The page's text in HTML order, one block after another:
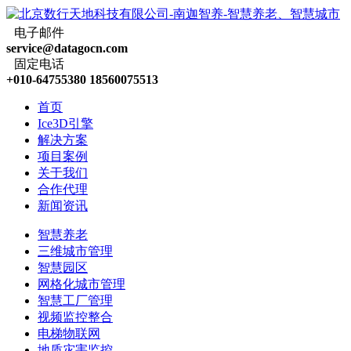
电子邮件
service@datagocn.com
固定电话
+010-64755380 18560075513
首页
Ice3D引擎
解决方案
项目案例
关于我们
合作代理
新闻资讯
智慧养老
三维城市管理
智慧园区
网格化城市管理
智慧工厂管理
视频监控整合
电梯物联网